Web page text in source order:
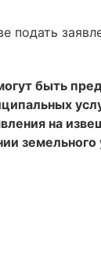
подать
быть
на
земельного